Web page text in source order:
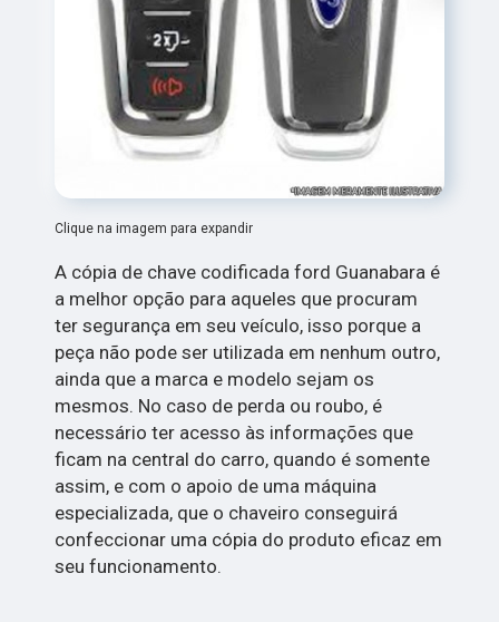
Clique na imagem para expandir
A cópia de chave codificada ford Guanabara é
a melhor opção para aqueles que procuram
ter segurança em seu veículo, isso porque a
peça não pode ser utilizada em nenhum outro,
ainda que a marca e modelo sejam os
mesmos. No caso de perda ou roubo, é
necessário ter acesso às informações que
ficam na central do carro, quando é somente
assim, e com o apoio de uma máquina
especializada, que o chaveiro conseguirá
confeccionar uma cópia do produto eficaz em
seu funcionamento.